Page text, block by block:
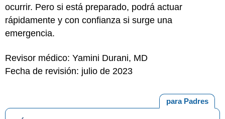
ocurrir. Pero si está preparado, podrá actuar
rápidamente y con confianza si surge una
emergencia.
Revisor médico: Yamini Durani, MD
Fecha de revisión: julio de 2023
para Padres